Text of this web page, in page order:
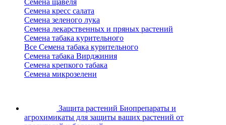
Семена щавеля
Семена кресс салата
Семена зеленого лука
Семена лекарственных и пряных растений
Семена табака курительного
Все Семена табака курительного
Семена табака Вирджиния
Семена крепкого табака
Семена микрозелени
Защита растений Биопрепараты и
агрохимикаты для защиты ваших растений от